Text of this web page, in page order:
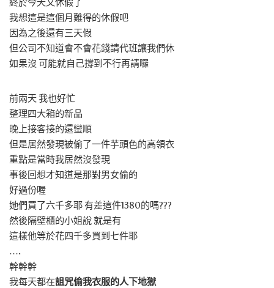
終於今天又休假了
我想這是這個月難得的休假吧
因為之後還有三天假
但公司不知道會不會花錢請代班讓我們休
如果沒 可能就自己撐到不行再請囉
前兩天 我也好忙
整理四大箱的新品
晚上接客接的還蠻順
但是居然發現被偷了一件芋頭色的高領衣
重點是當時我居然沒發現
事後回想才知道是那對男女偷的
好過份喔
她們買了六千多耶 有差這件1380的嗎???
然後隔壁櫃的小姐說 就是有
這樣他等於花四千多買到七件耶
….
幹幹幹
我每天都在詛咒偷我衣服的人下地獄